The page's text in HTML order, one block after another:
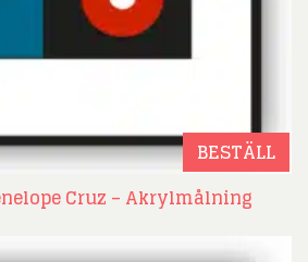
BESTÄLL
Cruz – Akrylmålning